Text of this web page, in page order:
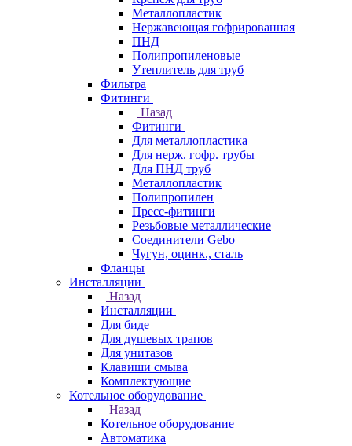
Металлопластик
Нержавеющая гофрированная
ПНД
Полипропиленовые
Утеплитель для труб
Фильтра
Фитинги
Назад
Фитинги
Для металлопластика
Для нерж. гофр. трубы
Для ПНД труб
Металлопластик
Полипропилен
Пресс-фитинги
Резьбовые металлические
Соединители Gebo
Чугун, оцинк., сталь
Фланцы
Инсталляции
Назад
Инсталляции
Для биде
Для душевых трапов
Для унитазов
Клавиши смыва
Комплектующие
Котельное оборудование
Назад
Котельное оборудование
Автоматика